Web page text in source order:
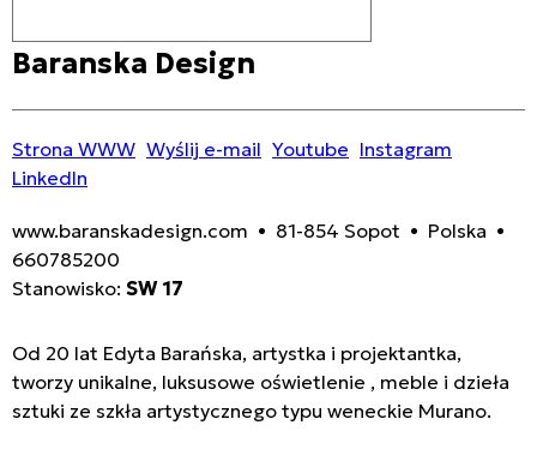
Baranska Design
Strona WWW Wyślij e-mail Youtube Instagram
LinkedIn
www.baranskadesign.com • 81-854 Sopot • Polska •
660785200
Stanowisko: SW 17
Od 20 lat Edyta Barańska, artystka i projektantka,
tworzy unikalne, luksusowe oświetlenie , meble i dzieła
sztuki ze szkła artystycznego typu weneckie Murano.